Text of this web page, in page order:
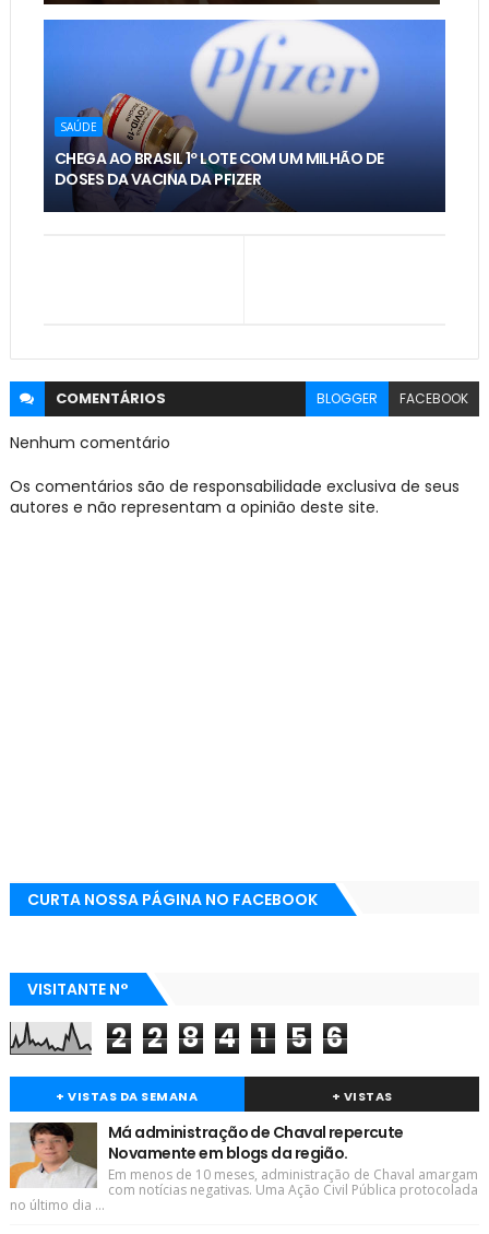
SAÚDE
CHEGA AO BRASIL 1º LOTE COM UM MILHÃO DE
DOSES DA VACINA DA PFIZER
COMENTÁRIOS BLOGGER FACEBOOK
Nenhum comentário
Os comentários são de responsabilidade exclusiva de seus
autores e não representam a opinião deste site.
CURTA NOSSA PÁGINA NO FACEBOOK
VISITANTE N°
2 2 8 4 1 5 6
+ VISTAS DA SEMANA + VISTAS
Má administração de Chaval repercute
Novamente em blogs da região.
Em menos de 10 meses, administração de Chaval amargam
com notícias negativas. Uma Ação Civil Pública protocolada
no último dia ...